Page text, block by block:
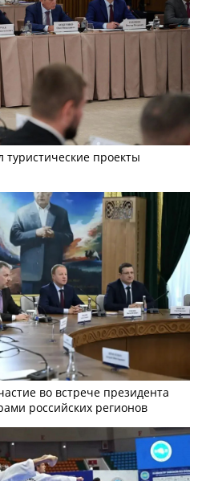
проекты
во встрече президента
российских регионов